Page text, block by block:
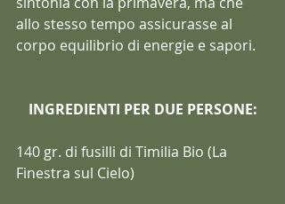
allo stesso tempo assicurasse al
corpo equilibrio di energie e sapori.
INGREDIENTI PER DUE PERSONE:
140 gr. di fusilli di Timilia Bio (La
Finestra sul Cielo)